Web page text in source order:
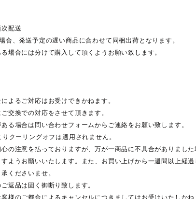
配送
合、発送予定の遅い商品に合わせて同梱出荷となります。
場合には分けて購入して頂くようお願い致します。
よるご対応はお受けできかねます。
交換での対応をさせて頂きます。
る場合は問い合わせフォームからご連絡をお願い致します。
クーリングオフは適用されません。
の注意を払っておりますが、万が一商品に不具合がありまし
すようお願いいたします。また、お買い上げから一週間以上経
くださいませ。
返品は固く御断り致します。
様のご都合によるキャンセルにつきましてはお受けいたしかね